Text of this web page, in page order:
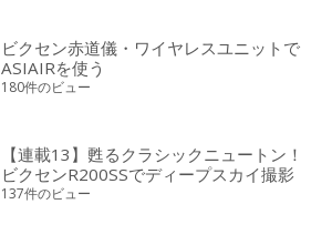
ビクセン赤道儀・ワイヤレスユニットで
ASIAIRを使う
180件のビュー
【連載13】甦るクラシックニュートン！
ビクセンR200SSでディープスカイ撮影
137件のビュー